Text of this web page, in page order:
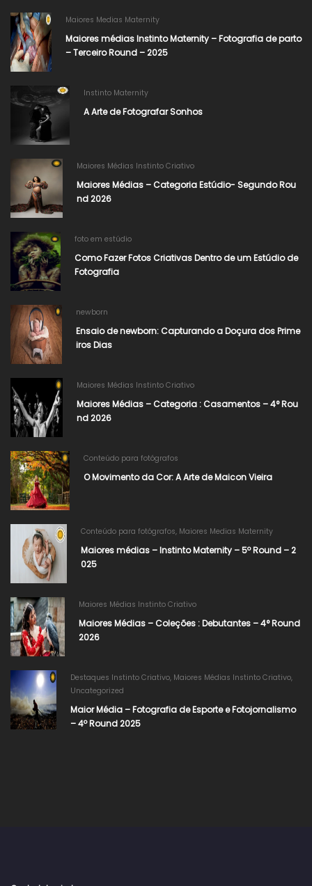
Maiores Medias Maternity
Maiores médias Instinto Maternity – Fotografia de parto
– Terceiro Round – 2025
Instinto Maternity
A Arte de Fotografar Sonhos
Maiores Médias Instinto Criativo
Maiores Médias – Categoria Estúdio- Segundo Rou
nd 2026
foto em estúdio
Como Fazer Fotos Criativas Dentro de um Estúdio de
Fotografia
newborn
Ensaio de newborn: Capturando a Doçura dos Prime
iros Dias
Maiores Médias Instinto Criativo
Maiores Médias – Categoria : Casamentos – 4° Rou
nd 2026
Conteúdo para fotógrafos
O Movimento da Cor: A Arte de Maicon Vieira
Conteúdo para fotógrafos, Maiores Medias Maternity
Maiores médias – Instinto Maternity – 5º Round – 2
025
Maiores Médias Instinto Criativo
Maiores Médias – Coleções : Debutantes – 4° Round
2026
Destaques Instinto Criativo, Maiores Médias Instinto Criativo,
Uncategorized
Maior Média – Fotografia de Esporte e Fotojornalismo
– 4º Round 2025